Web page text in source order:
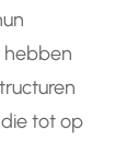
hebben
tot op